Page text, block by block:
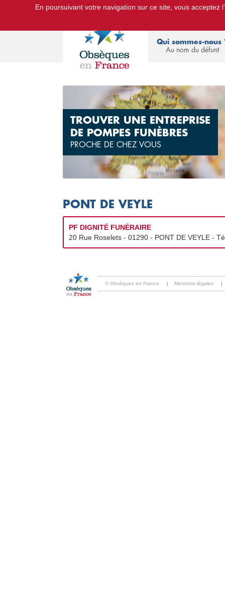
Le Portail d'Informations Obsèques :devis
Qui sommes-nous
Au nom du défunt
TROUVER UNE ENTREPRISE
DE POMPES FUNÈBRES
PROCHE DE CHEZ VOUS
PONT DE VEYLE
PF DIGNITÉ FUNÉRAIRE
20 Rue Roselets - 01290 - PONT DE VEYLE -
© Obsèques en France | Mentions légales |
En poursuivant votre navigation sur ce site, vous